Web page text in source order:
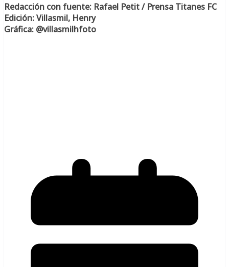
Redacción con fuente: Rafael Petit / Prensa Titanes FC
Edición: Villasmil, Henry
Gráfica: @villasmilhfoto